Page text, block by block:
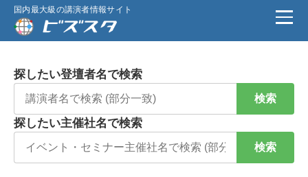
国内最大級の講演者情報サイト
探したい登壇者名で検索
検索
探したい主催社名で検索
検索